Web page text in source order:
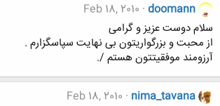
doomann
Feb 18, 2010
سلام دوست عزیز و گرامی
از محبت و بزرگواریتون بی نهایت سپاسگزارم .
آرزومند موفقیتتون هستم /.
nima_tavana
Feb 18, 2010